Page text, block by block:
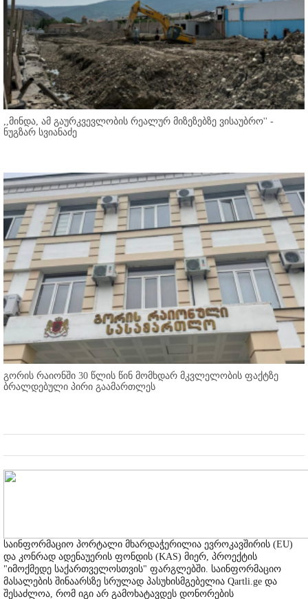
,,მინდა, ამ გაურკვევლობის რეალურ მიზეზებზე ვისაუბრო'' -
ნუგზარ სვიანაძე
გორის რაიონში 30 წლის წინ მომხდარ მკვლელობის ფაქტზე
ბრალდებული პირი გაამართლეს
საინფორმაციო პორტალი მხარდაჭერილია ევროკავშირის (EU)
და კონრად ადენაუერის ფონდის (KAS) მიერ, პროექტის
"იმოქმედე საქართველოსთვის" ფარგლებში. საინფორმაციო
მასალების შინაარსზე სრულად პასუხისმგებელია Qartli.ge და
შესაძლოა, რომ იგი არ გამოხატავდეს დონორების